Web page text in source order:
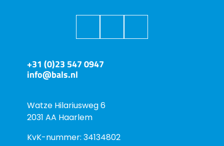
+31 (0)23 547 0947
info@bals.nl
Watze Hilariusweg 6
2031 AA Haarlem
KvK-nummer: 34134802